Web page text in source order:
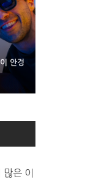
안경
키징
AI
은 이